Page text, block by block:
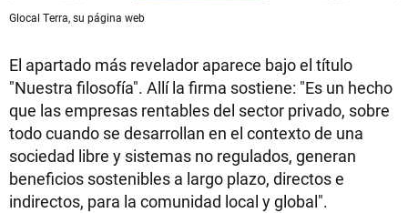
Glocal Terra, su página web
El apartado más revelador aparece bajo el título
"Nuestra filosofía". Allí la firma sostiene: "Es un hecho
que las empresas rentables del sector privado, sobre
todo cuando se desarrollan en el contexto de una
sociedad libre y sistemas no regulados, generan
beneficios sostenibles a largo plazo, directos e
indirectos, para la comunidad local y global".